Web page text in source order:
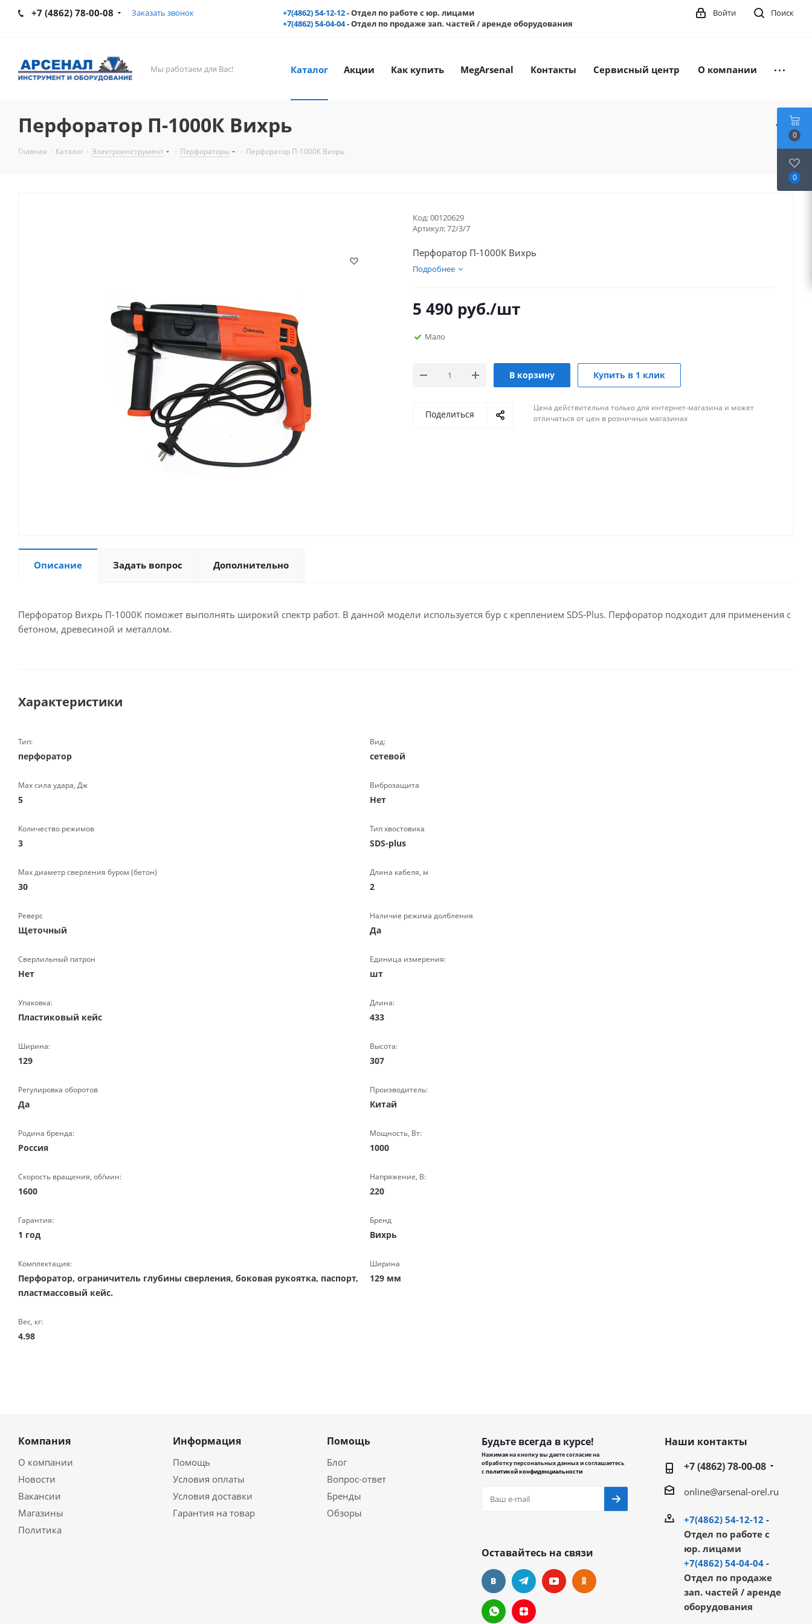
+7 (4862) 78-00-08 Заказать звонок +7(4862) 54-12-12- Отдел по работе с юр. лицами
+7(4862) 54-04-04- Отдел по продаже зап. частей / аренде оборудования
Поиск
Войти
Мы работаем для Вас! Каталог Акции Как купить MegArsenal Контакты Сервисный центр О компании
Перфоратор П-1000К Вихрь
Главная - Каталог - Электроинструмент - Перфораторы - Перфоратор П-1000К Вихрь
Код:00120629
Артикул:72/3/7
Перфоратор П-1000К Вихрь
Подробнее
5 490 руб./шт
Мало
В корзину Купить в 1 клик
Поделиться
Цена действительна только для интернет-магазина и может
отличаться от цен в розничных магазинах
Описание Задать вопрос Дополнительно
Перфоратор Вихрь П-1000К поможет выполнять широкий спектр работ. В данной модели используется бур с креплением SDS-Plus. Перфоратор подходит для применения с
бетоном, древесиной и металлом.
Характеристики
Тип:
перфоратор
Вид:
сетевой
Max сила удара, Дж
5
Виброзащита
Нет
Количество режимов
3
Тип хвостовика
SDS-plus
Max диаметр сверления буром (бетон)
30
Длина кабеля, м
2
Реверс
Щеточный
Наличие режима долбления
Да
Сверлильный патрон
Нет
Единица измерения:
шт
Упаковка:
Пластиковый кейс
Длина:
433
Ширина:
129
Высота:
307
Регулировка оборотов
Да
Производитель:
Китай
Родина бренда:
Россия
Мощность, Вт:
1000
Скорость вращения, об/мин:
1600
Напряжение, В:
220
Гарантия:
1 год
Бренд
Вихрь
Комплектация:
Перфоратор, ограничитель глубины сверления, боковая рукоятка, паспорт,
пластмассовый кейс.
Ширина
129 мм
Вес, кг:
4.98
Компания
О компании
Новости
Вакансии
Магазины
Политика
Информация
Помощь
Условия оплаты
Условия доставки
Гарантия на товар
Помощь
Блог
Вопрос-ответ
Бренды
Обзоры
Будьте всегда в курсе!
Нажимая на кнопку вы даете согласие на
обработку персональных данных и соглашаетесь
сполитикой конфиденциальности
Оставайтесь на связи
Наши контакты
+7 (4862) 78-00-08
online@arsenal-orel.ru
+7(4862) 54-12-12 -
Отдел по работе с
юр. лицами
+7(4862) 54-04-04-
Отдел по продаже
зап. частей / аренде
оборудования
0
0